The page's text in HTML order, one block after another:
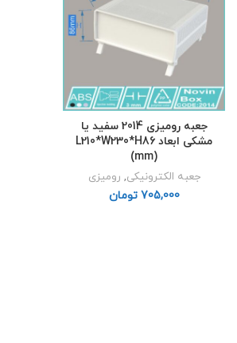
جعبه رومیزی 2014 سفید یا
مشکی ابعاد L210*W230*H86
(mm)
جعبه الکترونیکی, رومیزی
تومان